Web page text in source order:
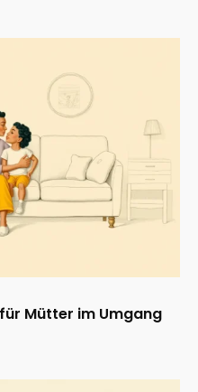
Mütter im Umgang